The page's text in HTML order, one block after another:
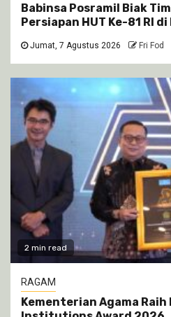
Babinsa Posramil Biak
Persiapan HUT Ke-81 RI
Jumat, 7 Agustus 2026 Fri Fod
2 min read
RAGAM
Kementerian Agama